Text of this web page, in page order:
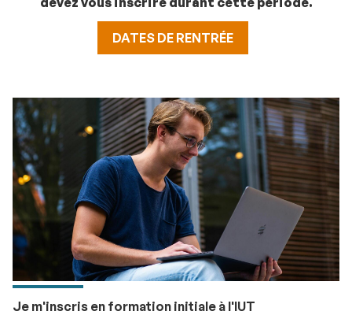
DATES DE RENTRÉE
Je m'inscris en formation initiale à l'IUT